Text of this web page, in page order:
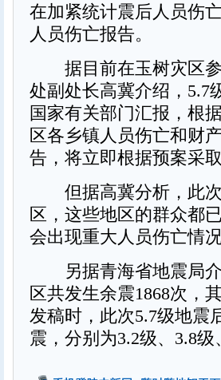
在加紧统计震后人员伤
人员伤亡报告。
据目前在玉树灾区参
处副处长高冀介绍，5.7
国家有关部门汇报，根
区各乡镇人员伤亡和财
告，将立即根据预案采
但据高冀分析，此次
区，这些地区的群众都
会出现重大人员伤亡情况
另据青海省地震局介
区共发生余震1868次，
发稿时，此次5.7级地震
震，分别为3.2级、3.8